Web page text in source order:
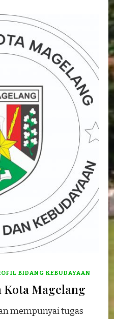
BIDANG KEBUDAYAAN
Magelang
mempunyai tugas